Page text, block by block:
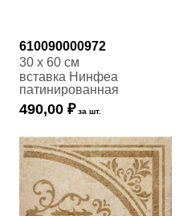
610090000972
30 x 60 см
вставка Нинфеа
патинированная
490,00 ₽ за шт.